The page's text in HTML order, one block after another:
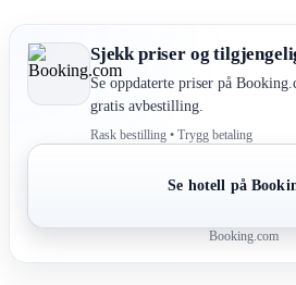
Sjekk priser og
Se oppdaterte priser på
gratis avbestilling.
Rask bestilling • Trygg betaling
Se hotell på
Booking.com